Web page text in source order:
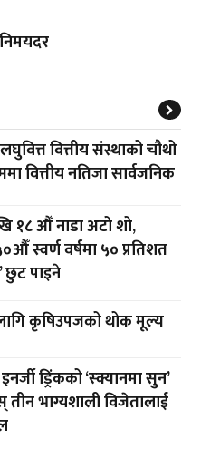
वित्तीय संस्थाको चौथो
वित्तीय नतिजा सार्वजनिक
१८ औँ नाडा अटो शो,
स्वर्ण वर्षमा ५० प्रतिशत
छुट पाइने
कृषिउपजको थोक मूल्य
ड्रिंकको ‘स्क्यानमा सुन’
तीन भाग्यशाली विजेतालाई